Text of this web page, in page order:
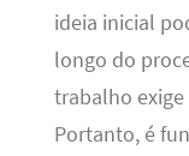
ideia inicial
longo do
trabalho exige
Portanto, é